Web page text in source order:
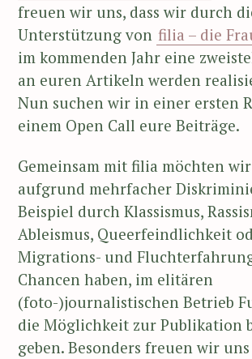
freuen wir uns, dass wir durch
Unterstützung von filia – die
im kommenden Jahr eine
an euren Artikeln werden
Nun suchen wir in einer ersten
einem Open Call eure Beiträge.
Gemeinsam mit filia möchten
aufgrund mehrfacher
Beispiel durch Klassismus,
Ableismus, Queerfeindlichkeit
Migrations- und
Chancen haben, im elitären
(foto-)journalistischen Betrieb
die Möglichkeit zur Publikation
geben. Besonders freuen wir